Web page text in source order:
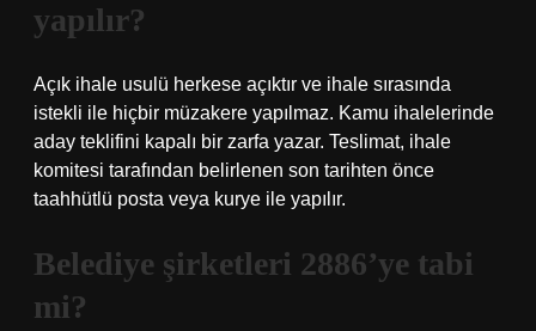
yapılır?
Açık ihale usulü herkese açıktır ve ihale sırasında
istekli ile hiçbir müzakere yapılmaz. Kamu ihalelerinde
aday teklifini kapalı bir zarfa yazar. Teslimat, ihale
komitesi tarafından belirlenen son tarihten önce
taahhütlü posta veya kurye ile yapılır.
Belediye şirketleri 2886’ye tabi
mi?